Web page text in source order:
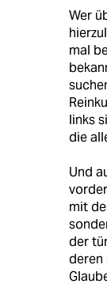
Wer
mal
links
die
Und
mit
der
deren